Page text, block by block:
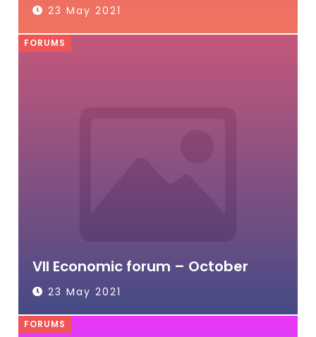
23 May 2021
FORUMS
VII Economic forum – October
23 May 2021
FORUMS